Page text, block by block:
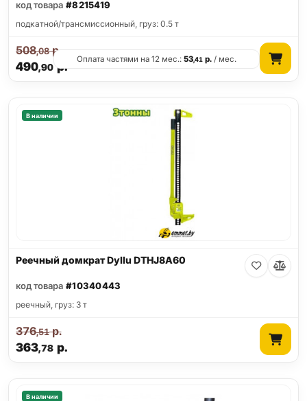
код товара #8215419
подкатной/трансмиссионный, груз: 0.5 т
490,90р.
508,08р.
Оплата частями на 12 мес.:53,41 р. / мес.
В наличии
Реечный домкрат Dyllu DTHJ8A60
код товара #10340443
реечный, груз: 3 т
363,78р.
376,51р.
В наличии